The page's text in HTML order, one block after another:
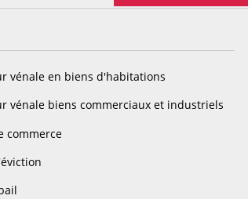
vénale en biens d'habitations
vénale biens commerciaux et industriels
commerce